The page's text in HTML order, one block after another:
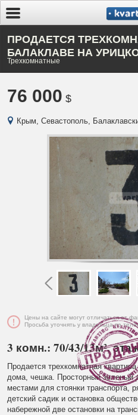
ПРОДАЕТСЯ
БАЛАКЛАВЕ НА
Трехкомнатные
76 000 $
Крым, Севастополь,
Цены на сайте могут отличаться от
Просьба уточнять у владельца по
3 комн.: 70/43/13м²,
Продается трехкомнатная
дома, чешка. Просторный зеленый
местами для стоянки транспорта,
детский садик и остановка
набережной две остановки на